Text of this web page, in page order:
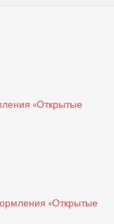
«Открытые
«Открытые